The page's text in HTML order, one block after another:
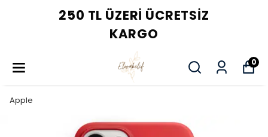
250 TL ÜZERI ÜCRETSIZ
KARGO
0
Apple